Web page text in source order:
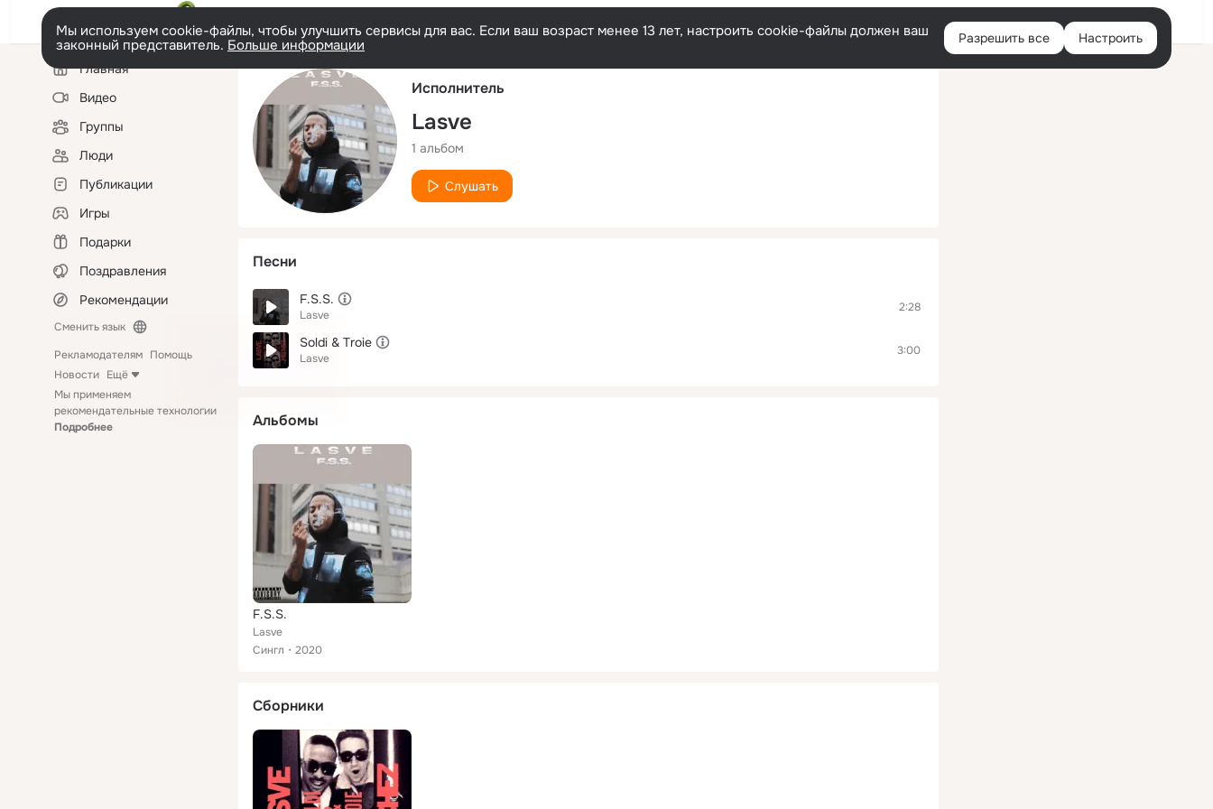
Русский Войти
Мы используем cookie-файлы, чтобы улучшить сервисы для вас. Если ваш возраст менее 13 лет, настроить cookie-файлы должен ваш
законный представитель. Больше информации Разрешить все Настроить
Левая
колонкаГлавная
Видео
Группы
Люди
Публикации
Игры
Подарки
Поздравления
Рекомендации
Сменить язык
Рекламодателям Помощь
Новости Ещё
Мы применяем
рекомендательные технологии
Подробнее
Исполнитель
Lasve
1 альбом
Слушать
Песни
F.S.S.
Lasve
2:28
Soldi & Troie
Lasve
3:00
Альбомы
F.S.S.
Lasve
Сингл
2020
Сборники